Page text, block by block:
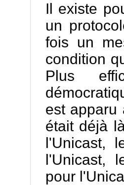
Il existe
un
fois un
condition
Plus
est apparu
était déjà
l'Unicast,
l'Unicast,
pour